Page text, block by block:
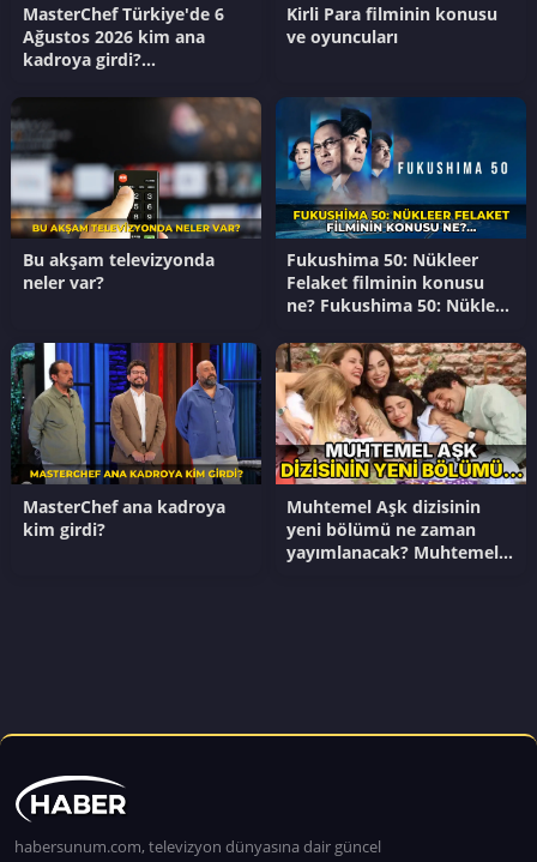
MasterChef Türkiye'de 6
Ağustos 2026 kim ana
kadroya girdi?
kazandı?
Kirli Para filminin konusu
ve oyuncuları
Bu akşam televizyonda
neler var?
Fukushima 50: Nükleer
Felaket filminin konusu
ne? Fukushima 50: Nükleer
kim?
MasterChef ana kadroya
kim girdi?
Muhtemel Aşk dizisinin
yeni bölümü ne zaman
yayımlanacak? Muhtemel
habersunum.com, televizyon dünyasına dair güncel